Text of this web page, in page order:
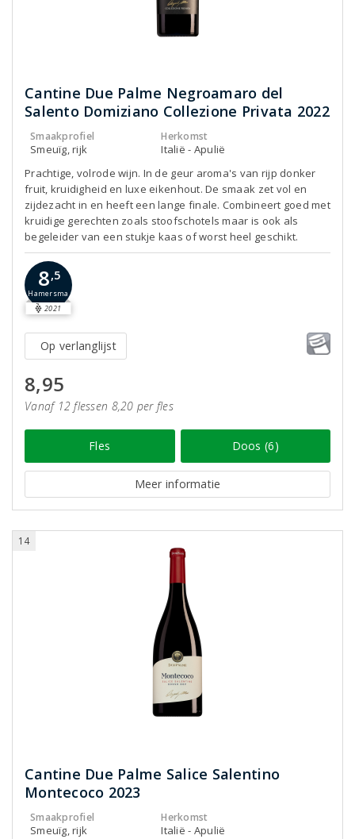
Cantine Due Palme Negroamaro del
Salento Domiziano Collezione Privata 2022
Smaakprofiel
Smeuïg, rijk
Herkomst
Italië - Apulië
Prachtige, volrode wijn. In de geur aroma's van rijp donker
fruit, kruidigheid en luxe eikenhout. De smaak zet vol en
zijdezacht in en heeft een lange finale. Combineert goed met
kruidige gerechten zoals stoofschotels maar is ook als
begeleider van een stukje kaas of worst heel geschikt.
8,5
Hamersma
2021
Op verlanglijst
8,95
Vanaf 12 flessen 8,20 per fles
Fles Doos (6)
Meer informatie
14
Cantine Due Palme Salice Salentino
Montecoco 2023
Smaakprofiel
Smeuïg, rijk
Herkomst
Italië - Apulië